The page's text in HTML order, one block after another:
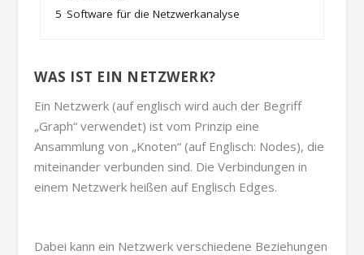
5 Software für die Netzwerkanalyse
WAS IST EIN NETZWERK?
Ein Netzwerk (auf englisch wird auch der Begriff
„Graph“ verwendet) ist vom Prinzip eine
Ansammlung von „Knoten“ (auf Englisch: Nodes), die
miteinander verbunden sind. Die Verbindungen in
einem Netzwerk heißen auf Englisch Edges.
Dabei kann ein Netzwerk verschiedene Beziehungen